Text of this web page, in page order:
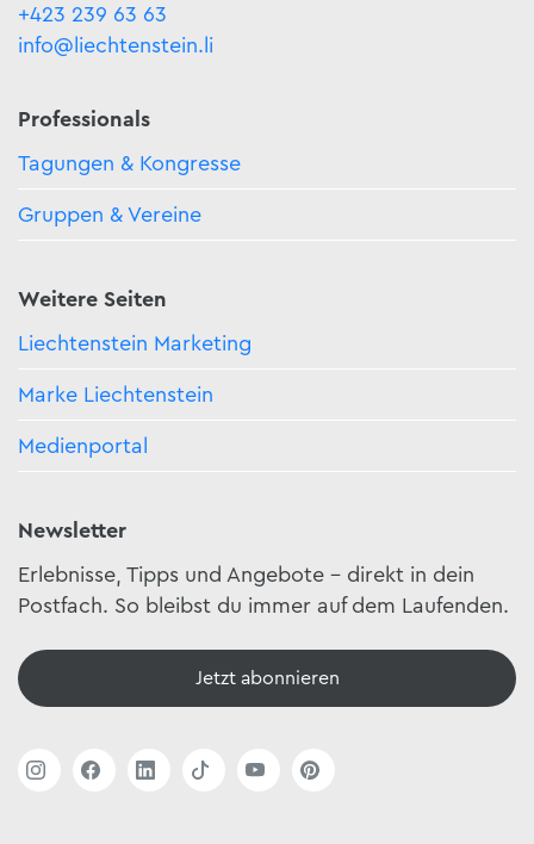
+423 239 63 63
info@liechtenstein.li
Professionals
Tagungen & Kongresse
Gruppen & Vereine
Weitere Seiten
Liechtenstein Marketing
Marke Liechtenstein
Medienportal
Newsletter
Erlebnisse, Tipps und Angebote – direkt in dein
Postfach. So bleibst du immer auf dem Laufenden.
Jetzt abonnieren